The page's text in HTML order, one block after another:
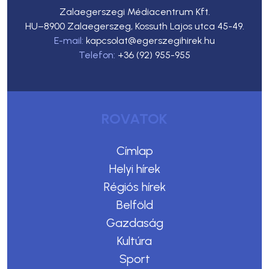
Zalaegerszegi Médiacentrum Kft.
HU–8900 Zalaegerszeg, Kossuth Lajos utca 45-49.
E-mail: kapcsolat@egerszegihirek.hu
Telefon: +36 (92) 955-955
ROVATOK
Címlap
Helyi hírek
Régiós hírek
Belföld
Gazdaság
Kultúra
Sport